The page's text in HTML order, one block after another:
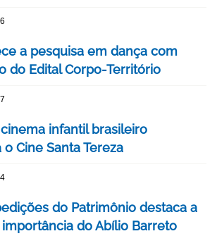
a pesquisa em dança com
do Edital Corpo-Território
infantil brasileiro
Cine Santa Tereza
do Patrimônio destaca a
importância do Abílio Barreto